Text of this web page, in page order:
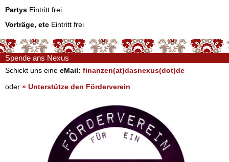
Partys Eintritt frei
Vorträge, etc Eintritt frei
Spende ans Nexus
Schickt uns eine eMail: finanzen(at)dasnexus(dot)de
oder » Unterstütze den Förderverein